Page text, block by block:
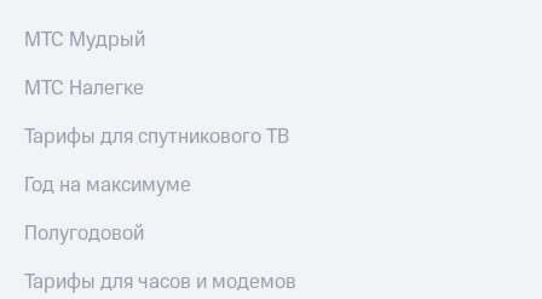
МТС Мудрый
МТС Налегке
Тарифы для спутникового ТВ
Год на максимуме
Полугодовой
Тарифы для часов и модемов